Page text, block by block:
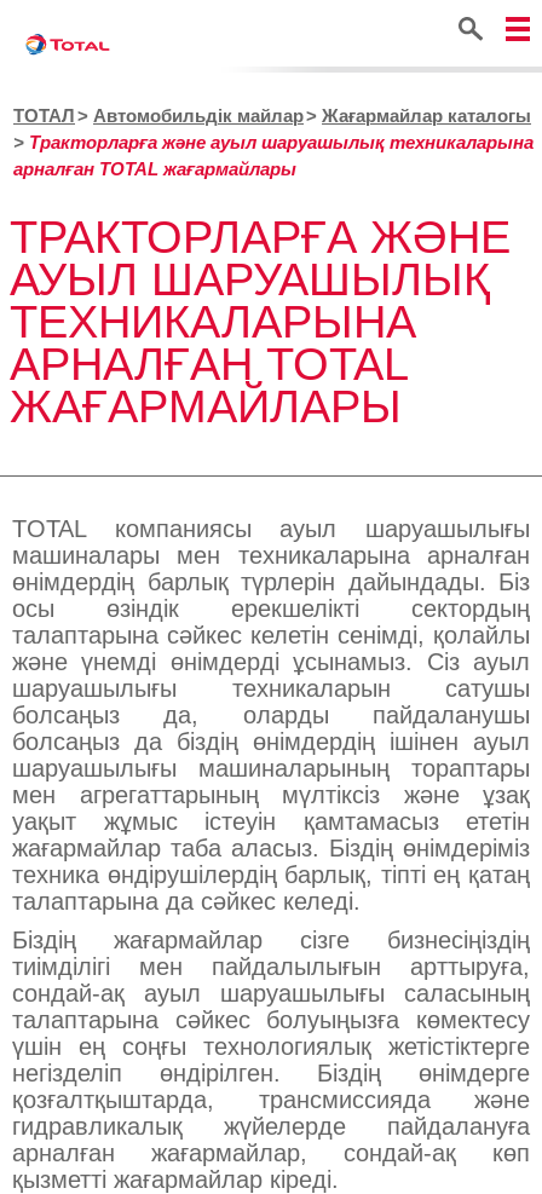
Іздестіру
ТОТАЛ Автомобильдік майлар
Жағармайлар каталогы
Тракторларға және ауыл шаруашылық техникаларына
арналған TOTAL жағармайлары
ТРАКТОРЛАРҒА ЖӘНЕ
АУЫЛ ШАРУАШЫЛЫҚ
ТЕХНИКАЛАРЫНА
АРНАЛҒАН TOTAL
ЖАҒАРМАЙЛАРЫ
TOTAL компаниясы ауыл шаруашылығы
машиналары мен техникаларына арналған
өнімдердің барлық түрлерін дайындады. Біз
осы өзіндік ерекшелікті сектордың
талаптарына сәйкес келетін сенімді, қолайлы
және үнемді өнімдерді ұсынамыз. Сіз ауыл
шаруашылығы техникаларын сатушы
болсаңыз да, оларды пайдаланушы
болсаңыз да біздің өнімдердің ішінен ауыл
шаруашылығы машиналарының тораптары
мен агрегаттарының мүлтіксіз және ұзақ
уақыт жұмыс істеуін қамтамасыз ететін
жағармайлар таба аласыз. Біздің өнімдеріміз
техника өндірушілердің барлық, тіпті ең қатаң
талаптарына да сәйкес келеді.
Біздің жағармайлар сізге бизнесіңіздің
тиімділігі мен пайдалылығын арттыруға,
сондай-ақ ауыл шаруашылығы саласының
талаптарына сәйкес болуыңызға көмектесу
үшін ең соңғы технологиялық жетістіктерге
негізделіп өндірілген. Біздің өнімдерге
қозғалтқыштарда, трансмиссияда және
гидравликалық жүйелерде пайдалануға
арналған жағармайлар, сондай-ақ көп
қызметті жағармайлар кіреді.